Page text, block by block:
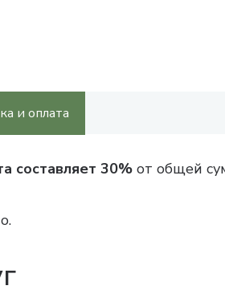
и оплата
составляет 30% от общей